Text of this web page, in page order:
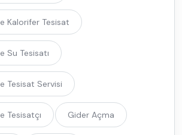
Kalorifer Tesisat
Su Tesisatı
Tesisat Servisi
Tesisatçı Gider Açma